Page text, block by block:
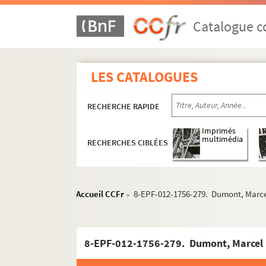
Catalogue
LES CATALOGUES
RECHERCHE RAPIDE
RECHERCHES CIBLÉES
Imprimés
multimédia
Accueil CCFr > 8-EPF-012-1756-279. Dumont,
8-EPF-012-1756-279. Dumont,
Carré 761
Carré 762
Carré 764
Carré 765
Carré 771
Carré 773
Carré 774